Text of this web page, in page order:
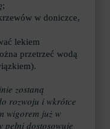
w doniczce,
lekiem
przetrzeć wodą
zostaną
rozwoju i wkrótce
wigorem już w
dostosowuje